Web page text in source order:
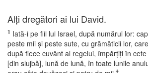
Alţi dregători ai lui David.
1 Iată-i pe fiii lui Israel, după numărul lor:
peste mii şi peste sute, cu grămăticii lor,
după fiece cuvânt al regelui, împărţiţi în
[din slujbă], lună de lună, în toate lunile
†